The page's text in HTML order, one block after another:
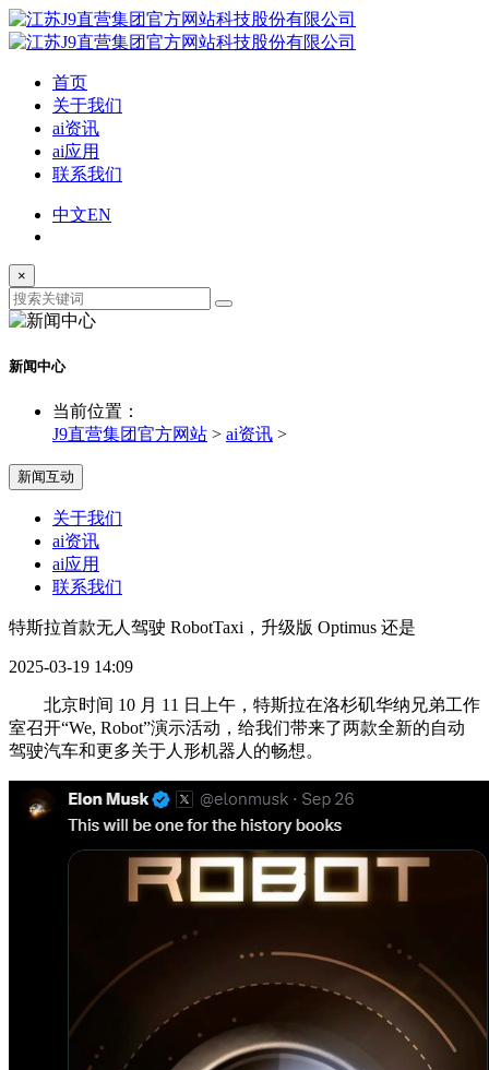
首页
关于我们
ai资讯
ai应用
联系我们
中文EN
×
新闻中心
当前位置：
J9直营集团官方网站 > ai资讯 >
新闻互动
关于我们
ai资讯
ai应用
联系我们
特斯拉首款无人驾驶 RobotTaxi，升级版 Optimus 还是
2025-03-19 14:09
北京时间 10 月 11 日上午，特斯拉在洛杉矶华纳兄弟工作
室召开“We, Robot”演示活动，给我们带来了两款全新的自动
驾驶汽车和更多关于人形机器人的畅想。